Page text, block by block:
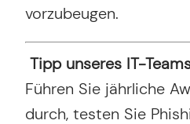
vorzubeugen.
Tipp unseres IT-
Führen Sie jährliche
durch, testen Sie